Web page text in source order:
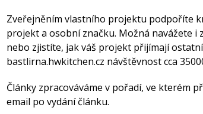
Zveřejněním vlastního projektu podpoříte
projekt a osobní značku. Možná navážete
nebo zjistíte, jak váš projekt přijímají
bastlirna.hwkitchen.cz návštěvnost cca
Články zpracováváme v pořadí, ve kterém
email po vydání článku.